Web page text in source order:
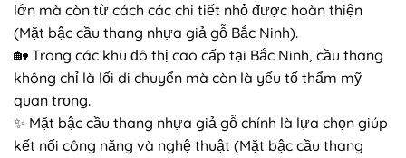
lớn mà còn từ cách các chi tiết nhỏ được hoàn thiện
(Mặt bậc cầu thang nhựa giả gỗ Bắc Ninh).
🏡 Trong các khu đô thị cao cấp tại Bắc Ninh, cầu thang
không chỉ là lối di chuyển mà còn là yếu tố thẩm mỹ
quan trọng.
✨ Mặt bậc cầu thang nhựa giả gỗ chính là lựa chọn giúp
kết nối công năng và nghệ thuật (Mặt bậc cầu thang